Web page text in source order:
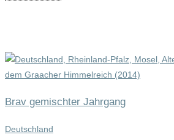
Brav gemischter Jahrgang
Deutschland